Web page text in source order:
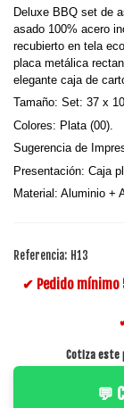
Deluxe BBQ set de
asado 100% acero
recubierto en tela
placa metálica
elegante caja de
Tamaño: Set: 37 x
Colores: Plata (00).
Sugerencia de
Presentación: Caja
Material: Aluminio +
Referencia: H13
✔ Pedido mínimo
Cotiza este
💬